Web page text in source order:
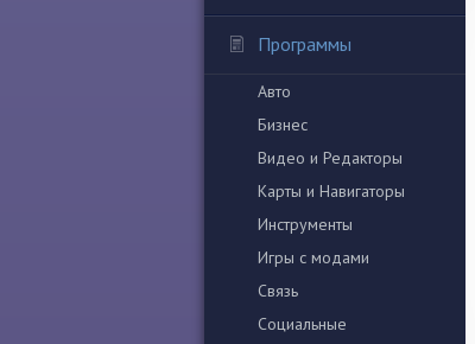
Программы
Авто
Бизнес
Видео и Редакторы
Карты и Навигаторы
Инструменты
Игры с модами
Связь
Социальные